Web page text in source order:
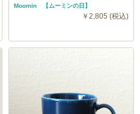
Moomin 【ムーミンの日】
￥2,805 (税込)